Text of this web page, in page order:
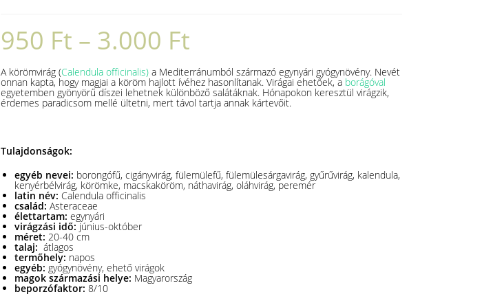
950 Ft – 3.000 Ft
A körömvirág (Calendula officinalis)a Mediterránumból származó egynyári gyógynövény. Nevét
onnan kapta, hogy magjai a köröm hajlott ívéhez hasonlítanak. Virágai ehetőek, a borágóval
egyetemben gyönyörű díszei lehetnek különböző salátáknak. Hónapokon keresztül virágzik,
érdemes paradicsom mellé ültetni, mert távol tartja annak kártevőit.
Tulajdonságok:
egyéb nevei: borongófű, cigányvirág, fülemülefű, fülemülesárgavirág, gyűrűvirág, kalendula,
kenyérbélvirág, körömke, macskaköröm, náthavirág, oláhvirág, peremér
latin név: Calendula officinalis
család: Asteraceae
élettartam: egynyári
virágzási idő:június-október
méret: 20-40 cm
talaj: átlagos
termőhely: napos
egyéb: gyógynövény, ehető virágok
magok származási helye: Magyarország
beporzófaktor: 8/10